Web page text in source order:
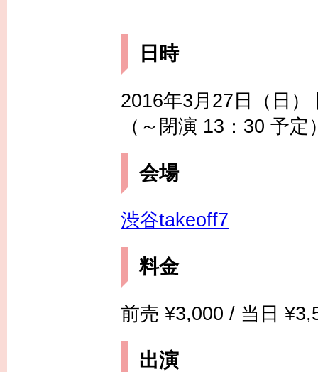
日時
2016年3月27日（日
（～閉演 13：30 予定
会場
渋谷takeoff7
料金
前売 ¥3,000 / 当日
出演